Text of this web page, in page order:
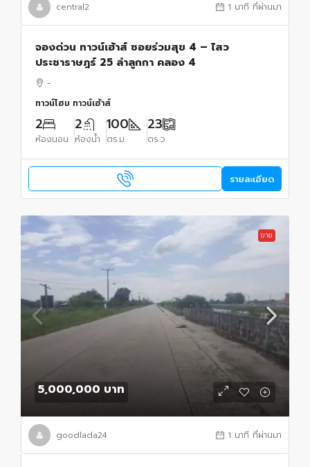
central2 1 นาที ที่ผ่านมา
จองด่วน ทาวน์เฮ้าส์ ซอยร่วมสุข 4 – ไสว
ประชาราษฎร์ 25 ลำลูกกา คลอง 4
-
ทาวน์โฮม ทาวน์เฮ้าส์
2
ห้องนอน
2
ห้องน้ำ
100
ตร.ม.
23
ตร.ว.
รายละเอียด
ขาย
5,000,000 บาท
goodlada24 1 นาที ที่ผ่านมา